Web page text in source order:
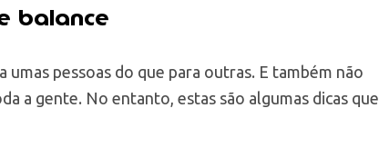
balance
pessoas do que para outras. E também não
a gente. No entanto, estas são algumas dicas que